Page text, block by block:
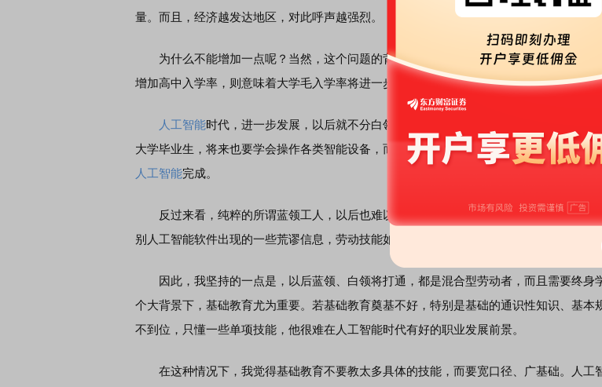
量。而且，经济越发达地区，对此呼声越强烈。
为什么不能增加一点呢？当然，这个问题的背后是，中国的本科和大专毛入学率已达
增加高中入学率，则意味着大学毛入学率将进一步提高。
人工智能时代，进一步发展，以后就不分白领蓝领，可能也将不分职校毕业生和大学
大学毕业生，将来也要学会操作各类智能设备，而不是做文案工作就可以。文案工作，很
人工智能完成。
反过来看，纯粹的所谓蓝领工人，以后也难以适应。若不懂如何与人工智能互动，不
别人工智能软件出现的一些荒谬信息，劳动技能如何适应人工智能时代的需求？
因此，我坚持的一点是，以后蓝领、白领将打通，都是混合型劳动者，而且需要终身
个大背景下，基础教育尤为重要。若基础教育奠基不好，特别是基础的通识性知识、基本
不到位，只懂一些单项技能，他很难在人工智能时代有好的职业发展前景。
在这种情况下，我觉得基础教育不要教太多具体的技能，而要宽口径、广基础。人工
首席连线｜东方财富证券陈果：A股再平衡的
债券知识通识：从基础认知到特色品种 了解北交所知识 做理性